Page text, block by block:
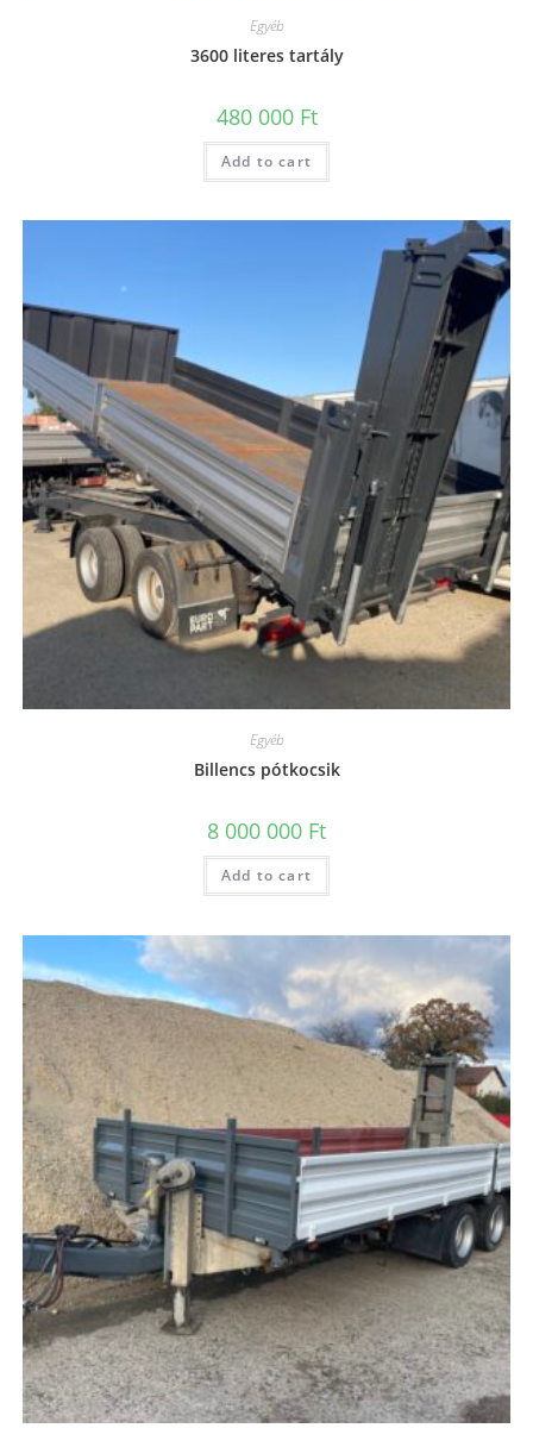
Egyéb
3600 literes tartály
480 000 Ft
Add to cart
Egyéb
Billencs pótkocsik
8 000 000 Ft
Add to cart